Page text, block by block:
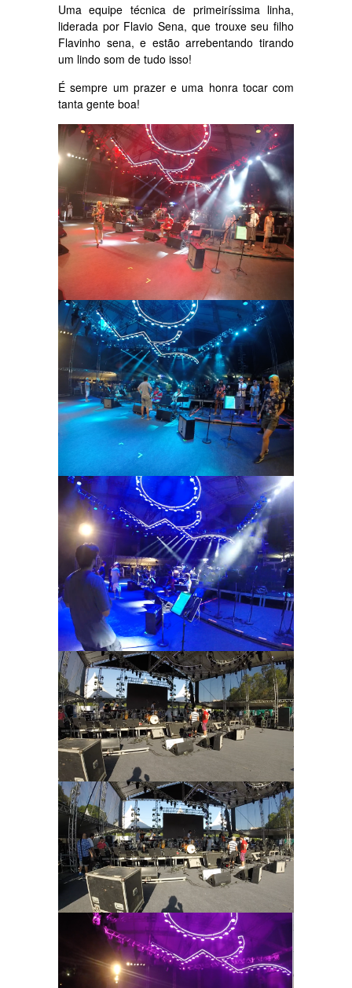
Uma equipe técnica de primeiríssima linha,
liderada por Flavio Sena, que trouxe seu filho
Flavinho sena, e estão arrebentando tirando
um lindo som de tudo isso!
É sempre um prazer e uma honra tocar com
tanta gente boa!